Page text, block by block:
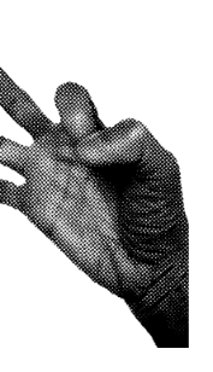
Newsletter